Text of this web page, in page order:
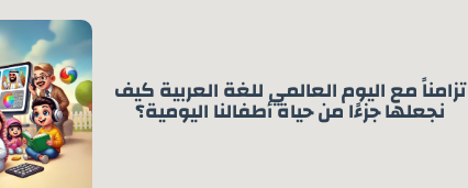
تزامناً مع اليوم العالمي للغة العربية كيف
نجعلها جزءًا من حياة أطفالنا اليومية؟